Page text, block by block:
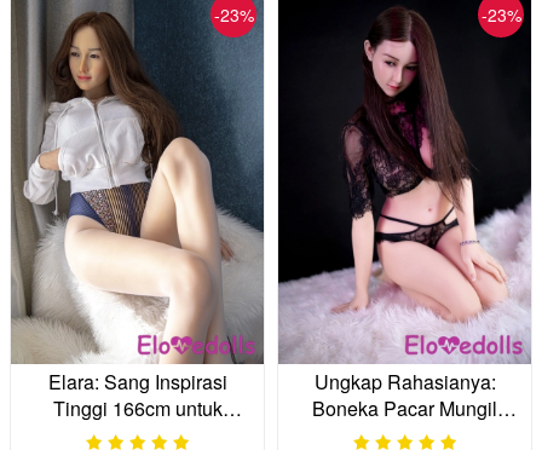
-23%
Elara: Sang Inspirasi
Tinggi 166cm untuk
Malam-Malam Paling
-23%
Ungkap Rahasianya:
Boneka Pacar Mungil
Pemalu 160 cm